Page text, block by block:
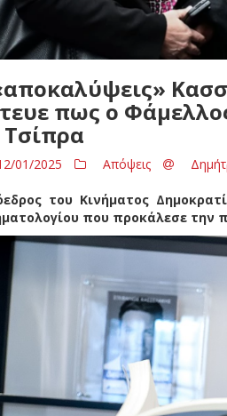
πως ο
01/2025 Απόψεις
του Κινήματος
που προκάλεσε την